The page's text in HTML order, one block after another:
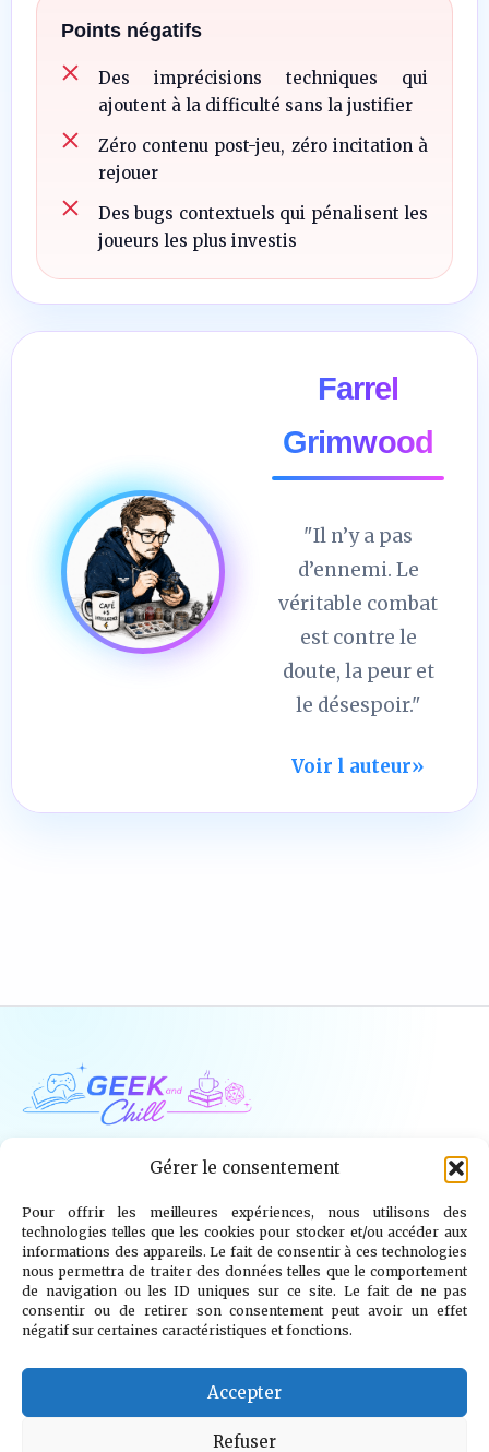
Gérer le consentement
Pour offrir les meilleures expériences, nous utilisons des
technologies telles que les cookies pour stocker et/ou accéder aux
informations des appareils. Le fait de consentir à ces technologies
nous permettra de traiter des données telles que le comportement
de navigation ou les ID uniques sur ce site. Le fait de ne pas
consentir ou de retirer son consentement peut avoir un effet
négatif sur certaines caractéristiques et fonctions.
Accepter
Refuser
Points négatifs
Des imprécisions techniques qui
ajoutent à la difficulté sans la justifier
Zéro contenu post-jeu, zéro incitation à
rejouer
Des bugs contextuels qui pénalisent les
joueurs les plus investis
Farrel
Grimwood
"Il n’y a pas
d’ennemi. Le
véritable combat
est contre le
doute, la peur et
le désespoir."
Voir l auteur»
Jeux Vidéo Tech Tabletop Livres
Mangas / BD TV Goodies Kids
Wargames
info@geekandchill.com